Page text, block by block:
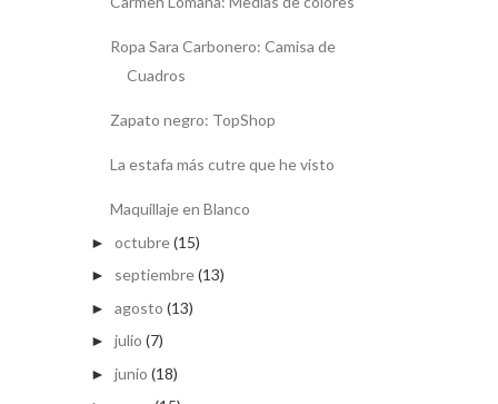
Ropa Sara Carbonero: Camisa de
Cuadros
Zapato negro: TopShop
La estafa más cutre que he visto
Maquillaje en Blanco
► octubre(15)
► septiembre(13)
► agosto (13)
► julio (7)
► junio (18)